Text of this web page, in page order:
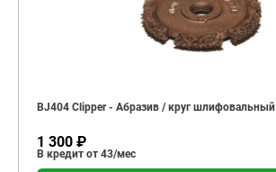
BJ404 Clipper - Абразив / круг шлифовальный
1 300 ₽
В кредит от 43/мес